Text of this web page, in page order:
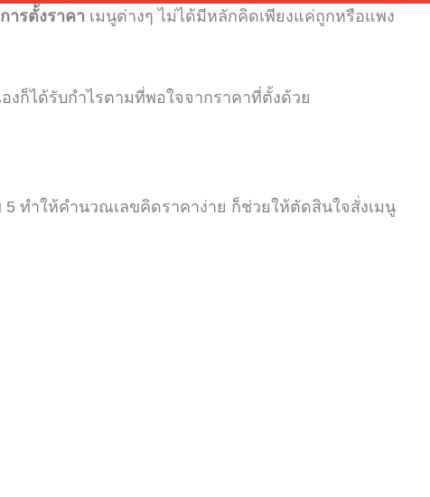
การตั้งราคา เมนูต่างๆ ไม่ได้มีหลักคิดเพียงแค่ถูกหรือแพง
ก็ได้รับกำไรตามที่พอใจจากราคาที่ตั้งด้วย
5 ทำให้คำนวณเลขคิดราคาง่าย ก็ช่วยให้ตัดสินใจสั่งเมนู